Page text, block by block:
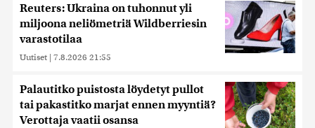
Reuters: Ukraina on tuhonnut yli
miljoona neliömetriä Wildberriesin
varastotilaa
Uutiset | 7.8.2026 21:55
Palautitko puistosta löydetyt pullot
tai pakastitko marjat ennen myyntiä?
Verottaja vaatii osansa